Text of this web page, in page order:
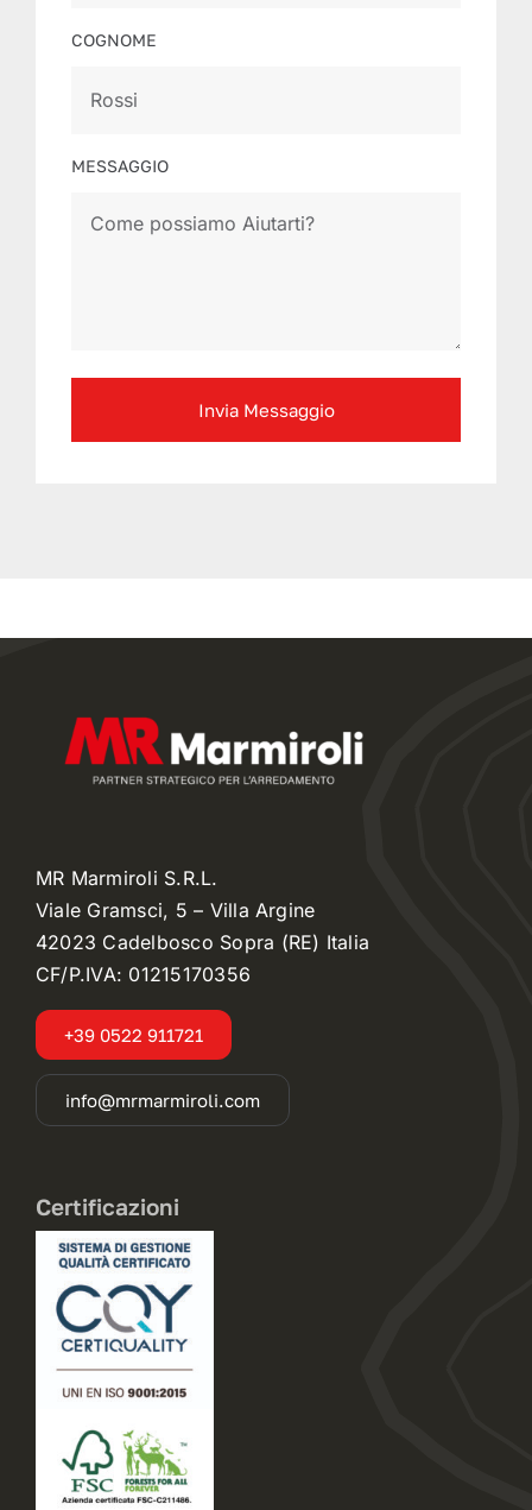
COGNOME
MESSAGGIO
Invia Messaggio
MR Marmiroli S.R.L.
Viale Gramsci, 5 – Villa Argine
42023 Cadelbosco Sopra (RE) Italia
CF/P.IVA: 01215170356
+39 0522 911721
info@mrmarmiroli.com
Certificazioni